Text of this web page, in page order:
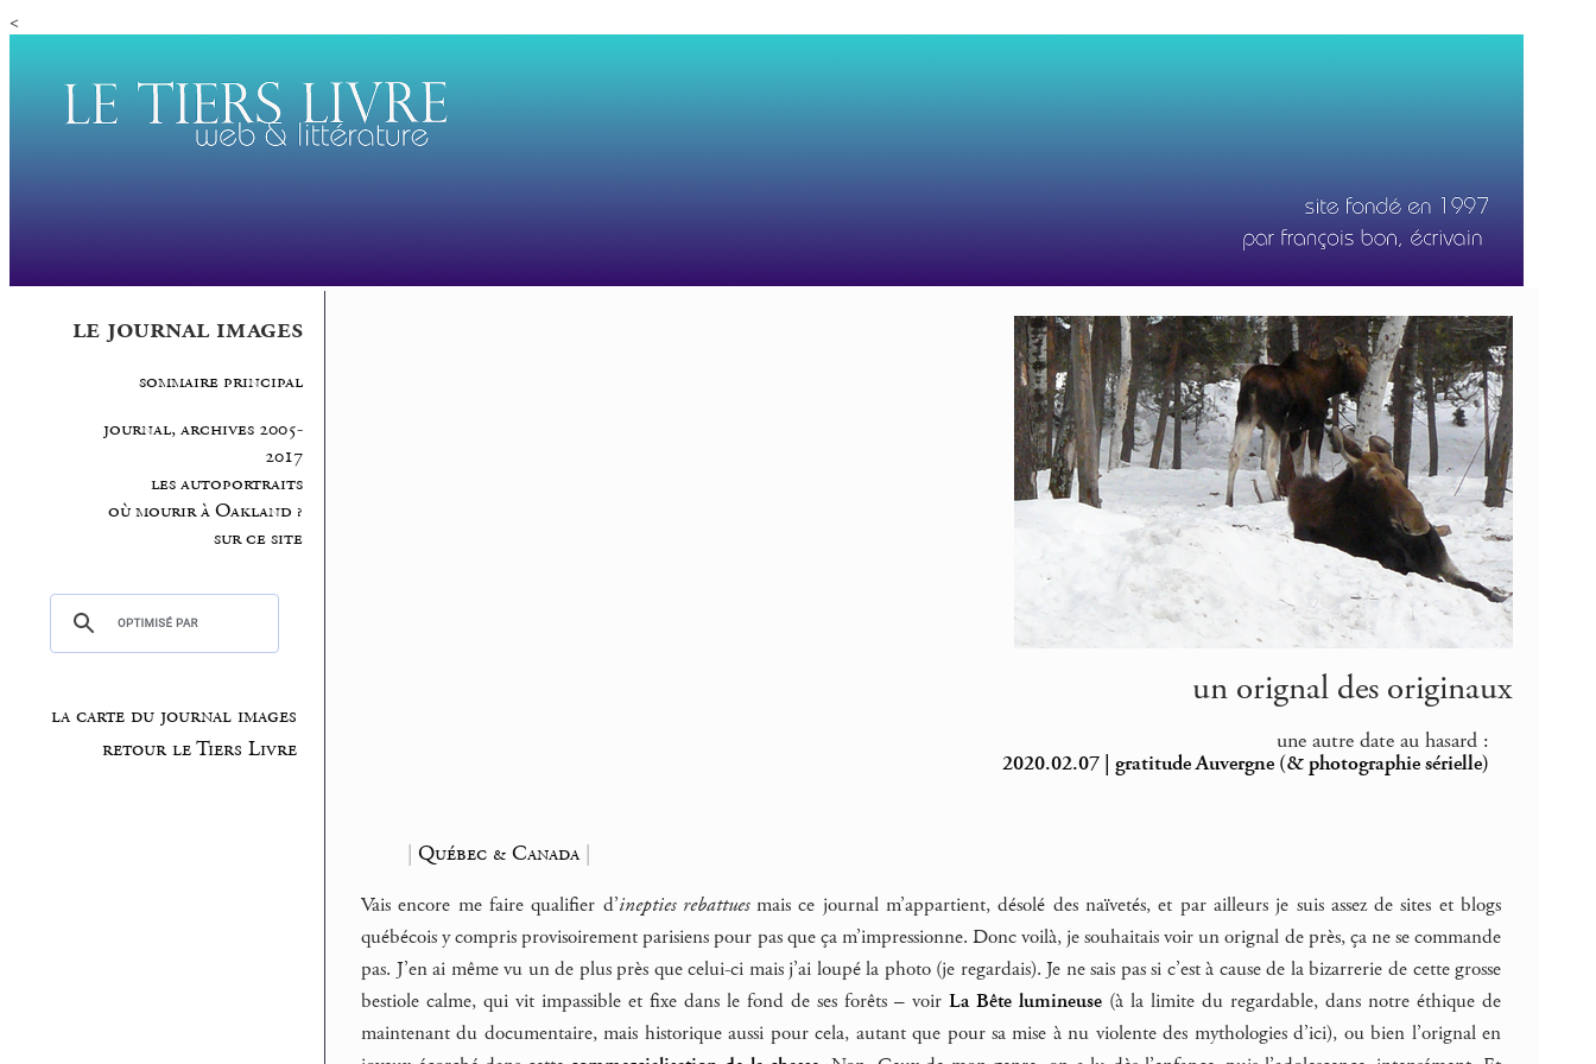
<
le journal images
sommaire principal
journal, archives 2005-
2017
les autoportraits
où mourir à Oakland ?
sur ce site
la carte du journal images
retour le Tiers Livre
un orignal des originaux
une autre date au hasard :
2020.02.07 | gratitude Auvergne (& photographie sérielle)
|Québec & Canada|
Vais encore me faire qualifier d’inepties rebattuesmais ce journal m’appartient, désolé des naïvetés, et par ailleurs je suis assez de sites et blogs
québécois y compris provisoirement parisiens pour pas que ça m’impressionne. Donc voilà, je souhaitais voir un orignal de près, ça ne se commande
pas. J’en ai même vu un de plus près que celui-ci mais j’ai loupé la photo (je regardais). Je ne sais pas si c’est à cause de la bizarrerie de cette grosse
bestiole calme, qui vit impassible et fixe dans le fond de ses forêts – voirLa Bête lumineuse (à la limite du regardable, dans notre éthique de
maintenant du documentaire, mais historique aussi pour cela, autant que pour sa mise à nu violente des mythologies d’ici), ou bien l’orignal en